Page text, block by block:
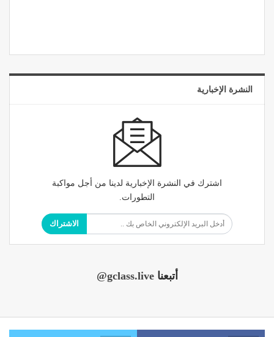
النشرة الإخبارية
اشترك في النشرة الإخبارية لدينا من أجل مواكبة
التطورات.
الاشتراك
أتبعنا@gclass.live